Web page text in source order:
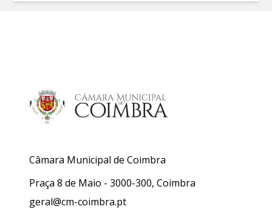
Câmara Municipal de Coimbra
Praça 8 de Maio - 3000-300, Coimbra
geral@cm-coimbra.pt